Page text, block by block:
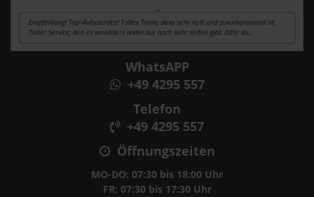
WhatsAPP
+49 4295 557
Telefon
+49 4295 557
Öffnungszeiten
MO-DO: 07:30 bis 18:00 Uhr
FR: 07:30 bis 17:30 Uhr